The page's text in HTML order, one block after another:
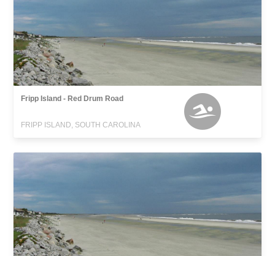
Fripp Island - Red Drum Road
FRIPP ISLAND, SOUTH CAROLINA